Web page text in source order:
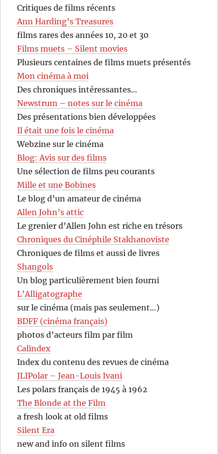
Critiques de films récents
Ann Harding’s Treasures
films rares des années 10, 20 et 30
Films muets – Silent movies
Plusieurs centaines de films muets présentés
Mon cinéma à moi
Des chroniques intéressantes…
Newstrum – notes sur le cinéma
Des présentations bien développées
Il était une fois le cinéma
Webzine sur le cinéma
Blog: Avis sur des films
Une sélection de films peu courants
Mille et une Bobines
Le blog d’un amateur de cinéma
Allen John’s attic
Le grenier d’Allen John est riche en trésors
Chroniques du Cinéphile Stakhanoviste
Chroniques de films et aussi de livres
Shangols
Un blog particulièrement bien fourni
L’Alligatographe
sur le cinéma (mais pas seulement…)
BDFF (cinéma français)
photos d’acteurs film par film
Calindex
Index du contenu des revues de cinéma
JLIPolar – Jean-Louis Ivani
Les polars français de 1945 à 1962
The Blonde at the Film
a fresh look at old films
Silent Era
new and info on silent films